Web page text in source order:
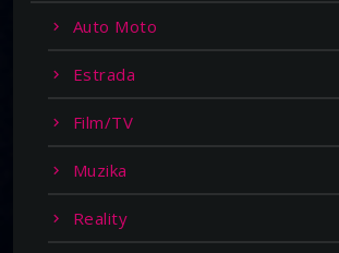
Auto Moto
Estrada
Film/TV
Muzika
Reality